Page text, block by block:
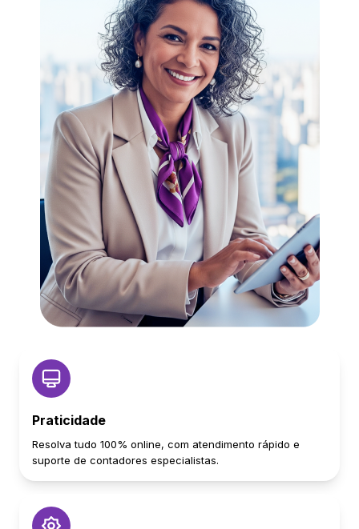
Praticidade
Resolva tudo 100% online, com atendimento rápido e
suporte de contadores especialistas.